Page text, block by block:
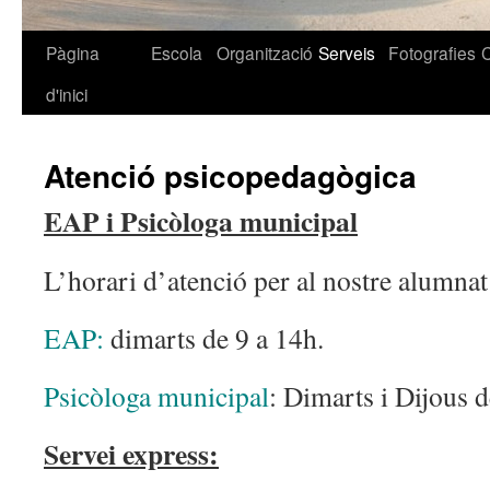
Vés
Pàgina
d'inici
Escola Organització Serveis Fotografies
Atenció psicopedagògica
EAP i Psicòloga municipal
L’horari d’atenció per al nostre
EAP: dimarts de 9 a 14h.
Psicòloga municipal: Dimarts i Dijous
Servei express: